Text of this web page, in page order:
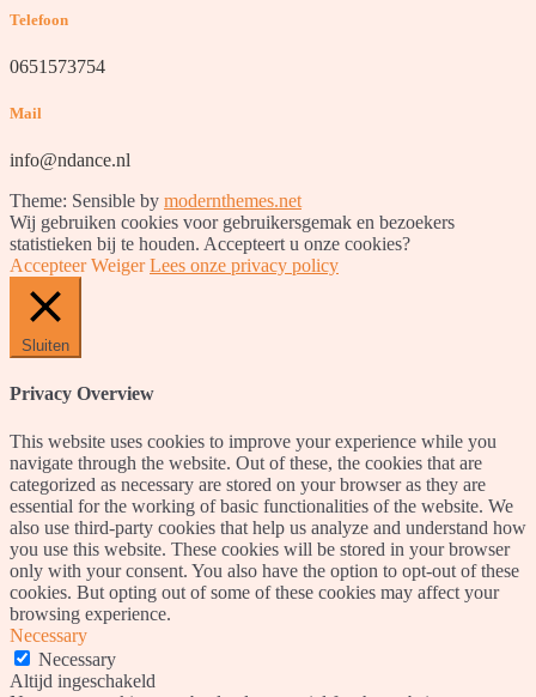
Telefoon
0651573754
Mail
info@ndance.nl
Theme: Sensible by modernthemes.net
Wij gebruiken cookies voor gebruikersgemak en bezoekers
statistieken bij te houden. Accepteert u onze cookies?
Accepteer Weiger Lees onze privacy policy
Sluiten
Privacy Overview
This website uses cookies to improve your experience while you
navigate through the website. Out of these, the cookies that are
categorized as necessary are stored on your browser as they are
essential for the working of basic functionalities of the website. We
also use third-party cookies that help us analyze and understand how
you use this website. These cookies will be stored in your browser
only with your consent. You also have the option to opt-out of these
cookies. But opting out of some of these cookies may affect your
browsing experience.
Necessary
Necessary
Altijd ingeschakeld